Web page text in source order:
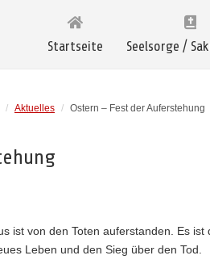
Startseite Seelsorge /
/ Aktuelles / Ostern – Fest der Auferstehung
ist von den Toten auferstanden. Es ist
Leben und den Sieg über den Tod.